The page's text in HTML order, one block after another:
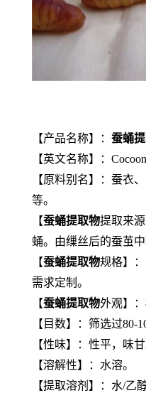
【产品名称】： 蚕蛹
【英文名称】：
【原料别名】：蚕衣
等。
【蚕蛹提取物提取来
蛹。由缫丝后的蚕茧
【蚕蛹提取物规格】
需求定制。
【蚕蛹提取物外观】
【目数】：筛选过80-
【性味】：性平，味甘
【溶解性】：水溶。
【提取溶剂】：水/乙